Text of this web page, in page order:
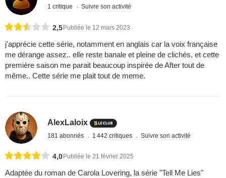
1 critique Suivre son activité
2,5Publiée le 12 mars 2023
j'apprécie cette série, notamment en anglais car la voix française
me dérange assez.. elle reste banale et pleine de clichés, et cette
première saison me parait beaucoup inspirée de After tout de
même.. Cette série me plait tout de meme.
AlexLaloix
181 abonnés 1 442 critiques Suivre son activité
4,0 Publiée le 21 février 2025
Adaptée du roman de Carola Lovering, la série "Tell Me Lies"